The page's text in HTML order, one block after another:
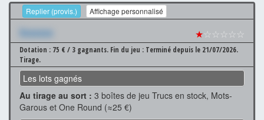
Replier (provis.) Affichage personnalisé
Xxxxxxx ★☆☆☆☆☆
Dotation : 75 € / 3 gagnants. Fin du jeu : Terminé depuis le 21/07/2026.
Tirage.
Les lots gagnés
Au tirage au sort : 3 boîtes de jeu Trucs en stock, Mots-
Garous et One Round (≈25 €)